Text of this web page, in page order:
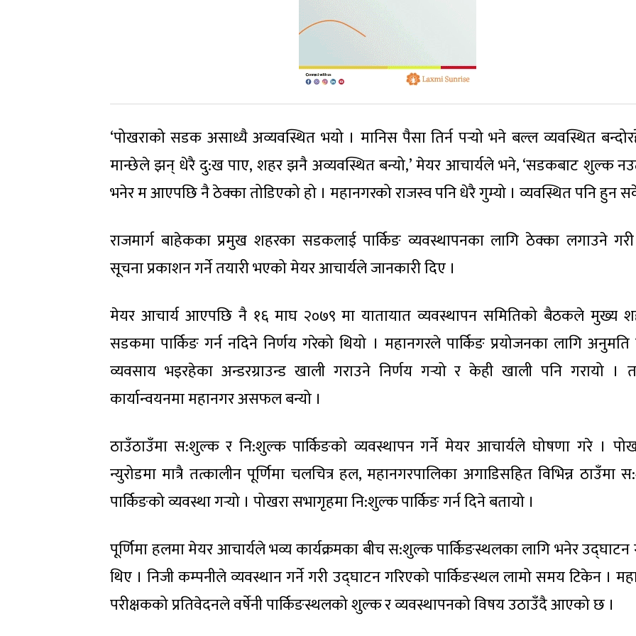
‘पोखराको सडक असाध्यै अव्यवस्थित भयो । मानिस पैसा तिर्न पर्‍यो भने बल्ल व्यवस्थित
मान्छेले झन् धेरै दु:ख पाए, शहर झनै अव्यवस्थित बन्यो,’ मेयर आचार्यले भने, ‘सडकबाट शुल्क
भनेर म आएपछि नै ठेक्का तोडिएको हो । महानगरको राजस्व पनि धेरै गुम्यो । व्यवस्थित पनि हुन
राजमार्ग बाहेकका प्रमुख शहरका सडकलाई पार्किङ व्यवस्थापनका लागि ठेक्का लगाउने गरी
सूचना प्रकाशन गर्ने तयारी भएको मेयर आचार्यले जानकारी दिए ।
मेयर आचार्य आएपछि नै १६ माघ २०७९ मा यातायात व्यवस्थापन समितिको बैठकले मुख्य
सडकमा पार्किङ गर्न नदिने निर्णय गरेको थियो । महानगरले पार्किङ प्रयोजनका लागि
व्यवसाय भइरहेका अन्डरग्राउन्ड खाली गराउने निर्णय गर्‍यो र केही खाली पनि गरायो ।
कार्यान्वयनमा महानगर असफल बन्यो ।
ठाउँठाउँमा स:शुल्क र नि:शुल्क पार्किङको व्यवस्थापन गर्ने मेयर आचार्यले घोषणा गरे ।
न्युरोडमा मात्रै तत्कालीन पूर्णिमा चलचित्र हल, महानगरपालिका अगाडिसहित विभिन्न ठाउँमा
पार्किङको व्यवस्था गर्‍यो । पोखरा सभागृहमा नि:शुल्क पार्किङ गर्न दिने बतायो ।
पूर्णिमा हलमा मेयर आचार्यले भव्य कार्यक्रमका बीच स:शुल्क पार्किङस्थलका लागि भनेर
थिए । निजी कम्पनीले व्यवस्थान गर्ने गरी उद्घाटन गरिएको पार्किङस्थल लामो समय टिकेन ।
परीक्षकको प्रतिवेदनले वर्षेनी पार्किङस्थलको शुल्क र व्यवस्थापनको विषय उठाउँदै आएको छ ।